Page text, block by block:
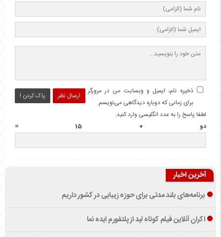
ارسال نظر پاک کردن !
ذخیره نام، ایمیل و وبسایت من در مرورگر
برای زمانی که دوباره دیدگاهی می‌نویسم.
لطفا پاسخ را به عدد انگلیسی وارد کنید:
دو + 15 =
آخرین اخبار
برنامه‌های بلند مدتی برای حوزه زیبایی در کشور داریم
اکران آنلاین فیلم کوتاه لید از پلتفورم ایده نما